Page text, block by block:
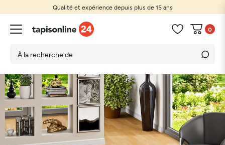
Qualité et expérience depuis plus de 15 ans
0